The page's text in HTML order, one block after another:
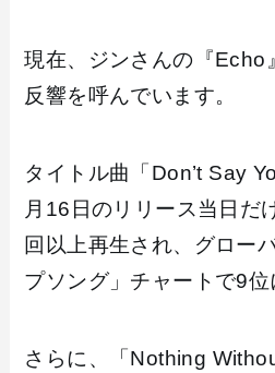
現在、ジンさんの『Echo
反響を呼んでいます。
タイトル曲「Don’t Say
月16日のリリース当日だ
回以上再生され、グロー
プソング」チャートで9位
さらに、「Nothing